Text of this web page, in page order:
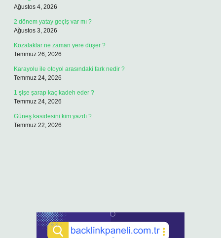
Ağustos 4, 2026
2 dönem yatay geçiş var mı ?
Ağustos 3, 2026
Kozalaklar ne zaman yere düşer ?
Temmuz 26, 2026
Karayolu ile otoyol arasındaki fark nedir ?
Temmuz 24, 2026
1 şişe şarap kaç kadeh eder ?
Temmuz 24, 2026
Güneş kasidesini kim yazdı ?
Temmuz 22, 2026